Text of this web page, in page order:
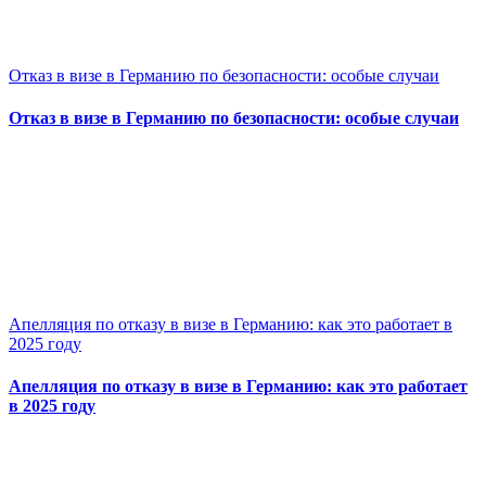
Отказ в визе в Германию по безопасности: особые случаи
Отказ в визе в Германию по безопасности: особые случаи
Апелляция по отказу в визе в Германию: как это работает в
2025 году
Апелляция по отказу в визе в Германию: как это работает
в 2025 году